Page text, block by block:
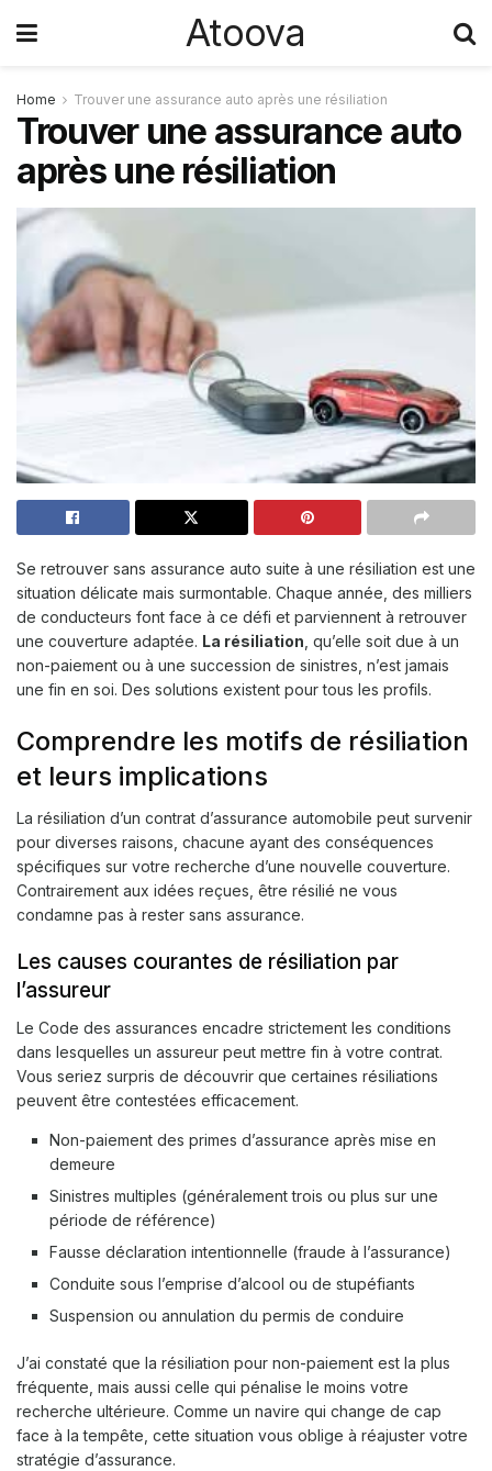
Atoova
Home Trouver une assurance auto après une résiliation
Trouver une assurance auto
après une résiliation
Se retrouver sans assurance auto suite à une résiliation est une
situation délicate mais surmontable. Chaque année, des milliers
de conducteurs font face à ce défi et parviennent à retrouver
une couverture adaptée. La résiliation , qu’elle soit due à un
non-paiement ou à une succession de sinistres, n’est jamais
une fin en soi. Des solutions existent pour tous les profils.
Comprendre les motifs de résiliation
et leurs implications
La résiliation d’un contrat d’assurance automobile peut survenir
pour diverses raisons, chacune ayant des conséquences
spécifiques sur votre recherche d’une nouvelle couverture.
Contrairement aux idées reçues, être résilié ne vous
condamne pas à rester sans assurance.
Les causes courantes de résiliation par
l’assureur
Le Code des assurances encadre strictement les conditions
dans lesquelles un assureur peut mettre fin à votre contrat.
Vous seriez surpris de découvrir que certaines résiliations
peuvent être contestées efficacement.
Non-paiement des primes d’assurance après mise en
demeure
Sinistres multiples (généralement trois ou plus sur une
période de référence)
Fausse déclaration intentionnelle (fraude à l’assurance)
Conduite sous l’emprise d’alcool ou de stupéfiants
Suspension ou annulation du permis de conduire
J’ai constaté que la résiliation pour non-paiement est la plus
fréquente, mais aussi celle qui pénalise le moins votre
recherche ultérieure. Comme un navire qui change de cap
face à la tempête, cette situation vous oblige à réajuster votre
stratégie d’assurance.